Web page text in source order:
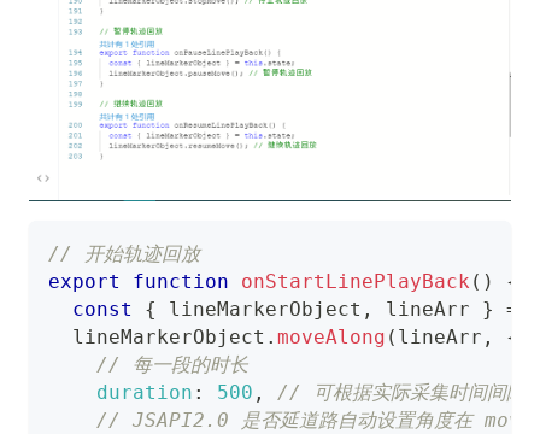
// 开始轨迹回放
export
function onStartLinePlayBack ( )
{
const
{ lineMarkerObject , lineArr } =
  lineMarkerObject
. moveAlong ( lineArr ,
{
// 每一段的时长
duration : 500 ,
// 可根据实际采集时间间隔
// JSAPI2.0 是否延道路自动设置角度在